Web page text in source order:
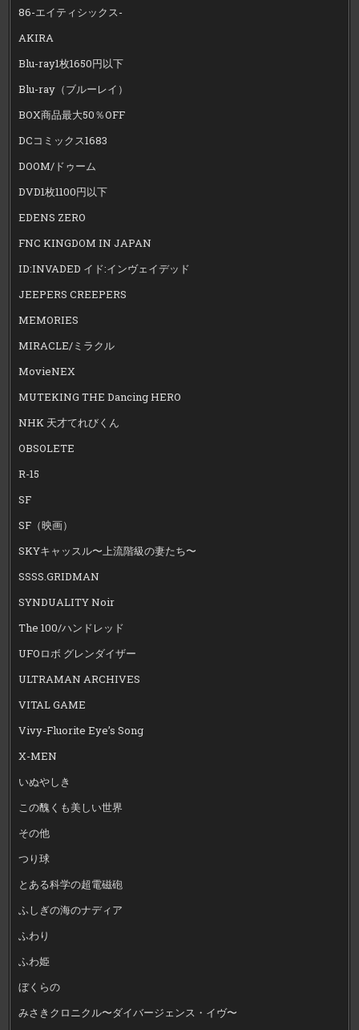
86-エイティシックス-
AKIRA
Blu-ray1枚1650円以下
Blu-ray（ブルーレイ）
BOX商品最大50％OFF
DCコミックス1683
DOOM/ドゥーム
DVD1枚1100円以下
EDENS ZERO
FNC KINGDOM IN JAPAN
ID:INVADED イド:インヴェイデッド
JEEPERS CREEPERS
MEMORIES
MIRACLE/ミラクル
MovieNEX
MUTEKING THE Dancing HERO
NHK 天才てれびくん
OBSOLETE
R-15
SF
SF（映画）
SKYキャッスル〜上流階級の妻たち〜
SSSS.GRIDMAN
SYNDUALITY Noir
The 100/ハンドレッド
UFOロボ グレンダイザー
ULTRAMAN ARCHIVES
VITAL GAME
Vivy-Fluorite Eye’s Song
X-MEN
いぬやしき
この醜くも美しい世界
その他
つり球
とある科学の超電磁砲
ふしぎの海のナディア
ふわり
ふわ姫
ぼくらの
みさきクロニクル〜ダイバージェンス・イヴ〜